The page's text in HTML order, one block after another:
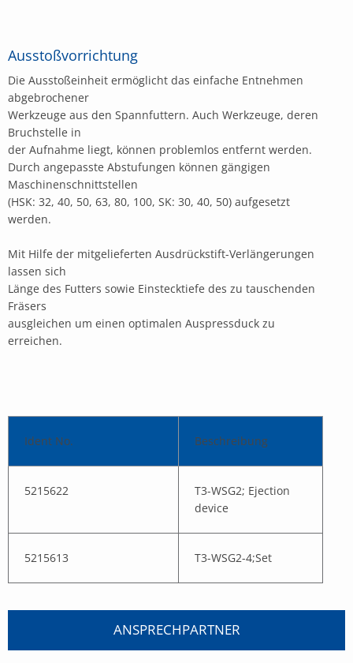
Ausstoßvorrichtung
Die Ausstoßeinheit ermöglicht das einfache Entnehmen
abgebrochener
Werkzeuge aus den Spannfuttern. Auch Werkzeuge, deren
Bruchstelle in
der Aufnahme liegt, können problemlos entfernt werden.
Durch angepasste Abstufungen können gängigen
Maschinenschnittstellen
(HSK: 32, 40, 50, 63, 80, 100, SK: 30, 40, 50) aufgesetzt
werden.
Mit Hilfe der mitgelieferten Ausdrückstift-Verlängerungen
lassen sich
Länge des Futters sowie Einstecktiefe des zu tauschenden
Fräsers
ausgleichen um einen optimalen Auspressduck zu
erreichen.
Ident No. Beschreibung
5215622
T3-WSG2; Ejection
device
5215613 T3-WSG2-4;Set
ANSPRECHPARTNER